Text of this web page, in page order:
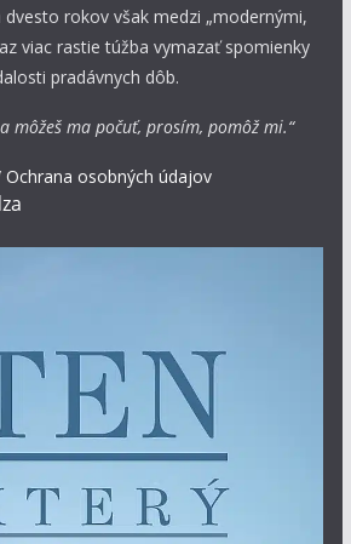
dvesto rokov však medzi „modernými,
viac rastie túžba vymazať spomienky
pradávnych dôb.
môžeš ma počuť, prosím, pomôž mi.“
osobných údajov